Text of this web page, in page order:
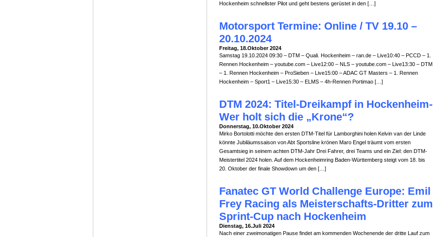
Hockenheim schnellster Pilot und geht bestens gerüstet in den […]
Motorsport Termine: Online / TV 19.10 –
20.10.2024
Freitag, 18.Oktober 2024
Samstag 19.10.2024 09:30 – DTM – Quali. Hockenheim – ran.de – Live10:40 – PCCD – 1.
Rennen Hockenheim – youtube.com – Live12:00 – NLS – youtube.com – Live13:30 – DTM
– 1. Rennen Hockenheim – ProSieben – Live15:00 – ADAC GT Masters – 1. Rennen
Hockenheim – Sport1 – Live15:30 – ELMS – 4h-Rennen Portimao […]
DTM 2024: Titel-Dreikampf in Hockenheim-
Wer holt sich die „Krone“?
Donnerstag, 10.Oktober 2024
Mirko Bortolotti möchte den ersten DTM-Titel für Lamborghini holen Kelvin van der Linde
könnte Jubiläumssaison von Abt Sportsline krönen Maro Engel träumt vom ersten
Gesamtsieg in seinem achten DTM-Jahr Drei Fahrer, drei Teams und ein Ziel: den DTM-
Meistertitel 2024 holen. Auf dem Hockenheimring Baden-Württemberg steigt vom 18. bis
20. Oktober der finale Showdown um den […]
Fanatec GT World Challenge Europe: Emil
Frey Racing als Meisterschafts-Dritter zum
Sprint-Cup nach Hockenheim
Dienstag, 16.Juli 2024
Nach einer zweimonatigen Pause findet am kommenden Wochenende der dritte Lauf zum